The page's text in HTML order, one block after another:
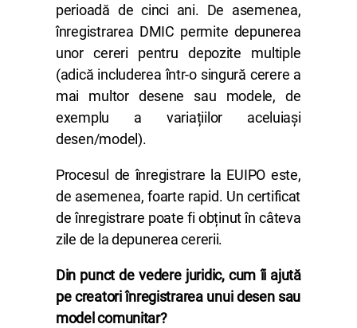
perioadă de cinci ani. De asemenea,
înregistrarea DMIC permite depunerea
unor cereri pentru depozite multiple
(adică includerea într-o singură cerere a
mai multor desene sau modele, de
exemplu a variațiilor aceluiași
desen/model).
Procesul de înregistrare la EUIPO este,
de asemenea, foarte rapid. Un certificat
de înregistrare poate fi obținut în câteva
zile de la depunerea cererii.
Din punct de vedere juridic, cum îi ajută
pe creatori înregistrarea unui desen sau
model comunitar?